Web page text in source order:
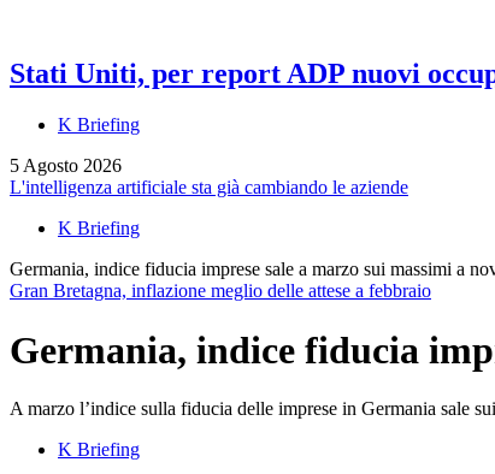
Stati Uniti, per report ADP nuovi
K Briefing
5 Agosto 2026
L'intelligenza artificiale sta già cambiando le aziende
K Briefing
Germania, indice fiducia imprese sale a marzo sui massimi a
Gran Bretagna, inflazione meglio delle attese a febbraio
Germania, indice fiducia
A marzo l’indice sulla fiducia delle imprese in Germania sale
K Briefing